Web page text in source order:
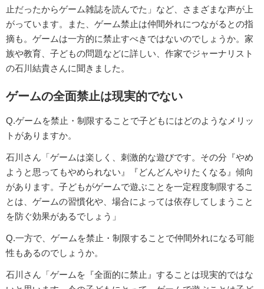
止だったからゲーム雑誌を読んでた」など、さまざまな声が上
がっています。また、ゲーム禁止は仲間外れにつながるとの指
摘も。ゲームは一方的に禁止すべきではないのでしょうか。家
族や教育、子どもの問題などに詳しい、作家でジャーナリスト
の石川結貴さんに聞きました。
ゲームの全面禁止は現実的でない
Q.ゲームを禁止・制限することで子どもにはどのようなメリッ
トがありますか。
石川さん「ゲームは楽しく、刺激的な遊びです。その分『やめ
ようと思ってもやめられない』『どんどんやりたくなる』傾向
があります。子どもがゲームで遊ぶことを一定程度制限するこ
とは、ゲームの習慣化や、場合によっては依存してしまうこと
を防ぐ効果があるでしょう」
Q.一方で、ゲームを禁止・制限することで仲間外れになる可能
性もあるのでしょうか。
石川さん「ゲームを『全面的に禁止』することは現実的ではな